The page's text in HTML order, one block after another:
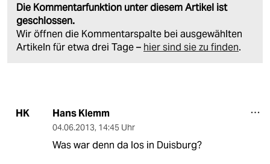
Die Kommentarfunktion unter diesem Artikel ist
geschlossen.
Wir öffnen die Kommentarspalte bei ausgewählten
Artikeln für etwa drei Tage – hier sind sie zu finden.
HK Hans Klemm
04.06.2013, 14:45 Uhr
Was war denn da los in Duisburg?